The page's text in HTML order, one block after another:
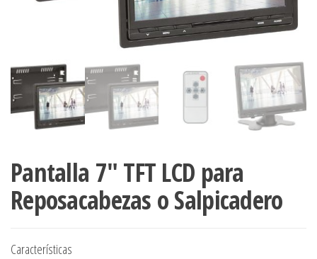
Pantalla 7″ TFT LCD para
Reposacabezas o Salpicadero
Características